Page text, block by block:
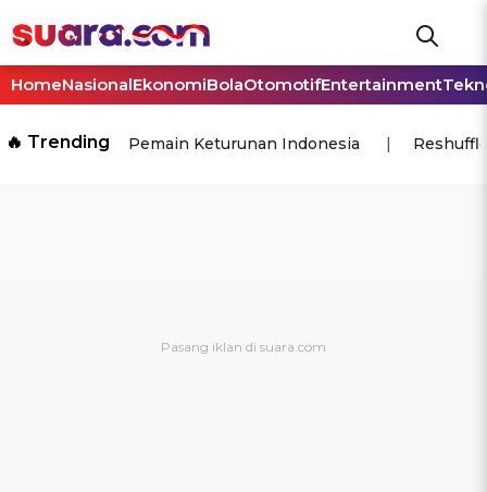
HomeNasionalEkonomiBolaOtomotifEntertainment
🔥 Trending Pemain Keturunan Indonesia